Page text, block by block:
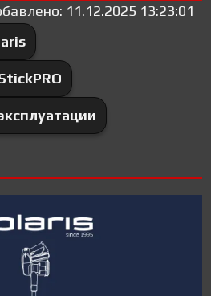
11.12.2025 13:23:01